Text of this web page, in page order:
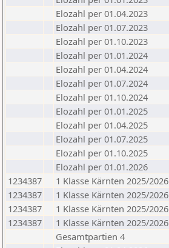
Elozahl per 01.04.2023
Elozahl per 01.07.2023
Elozahl per 01.10.2023
Elozahl per 01.01.2024
Elozahl per 01.04.2024
Elozahl per 01.07.2024
Elozahl per 01.10.2024
Elozahl per 01.01.2025
Elozahl per 01.04.2025
Elozahl per 01.07.2025
Elozahl per 01.10.2025
Elozahl per 01.01.2026
1234387
1 Klasse Kärnten 2025/2026
1234387
1 Klasse Kärnten 2025/2026
1234387
1 Klasse Kärnten 2025/2026
1234387
1 Klasse Kärnten 2025/2026
Gesamtpartien 4